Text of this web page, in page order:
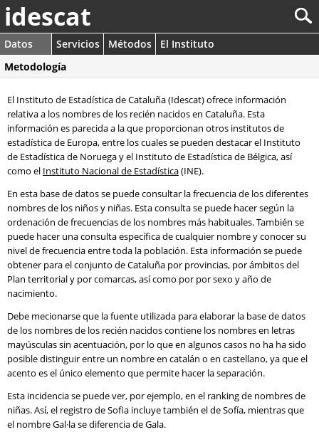
idescat
Datos Servicios Métodos
El Instituto
Metodología
El Instituto de Estadística de Cataluña (Idescat) ofrece información
relativa a los nombres de los recién nacidos en Cataluña. Esta
información es parecida a la que proporcionan otros institutos de
estadística de Europa, entre los cuales se pueden destacar el Instituto
de Estadística de Noruega y el Instituto de Estadística de Bélgica, así
como el Instituto Nacional de Estadística(INE).
En esta base de datos se puede consultar la frecuencia de los diferentes
nombres de los niños y niñas. Esta consulta se puede hacer según la
ordenación de frecuencias de los nombres más habituales. También se
puede hacer una consulta específica de cualquier nombre y conocer su
nivel de frecuencia entre toda la población. Esta información se puede
obtener para el conjunto de Cataluña por provincias, por ámbitos del
Plan territorial y por comarcas, así como por por sexo y año de
nacimiento.
Debe mecionarse que la fuente utilizada para elaborar la base de datos
de los nombres de los recién nacidos contiene los nombres en letras
mayúsculas sin acentuación, por lo que en algunos casos no ha ha sido
posible distinguir entre un nombre en catalán o en castellano, ya que el
acento es el único elemento que permite hacer la separación.
Esta incidencia se puede ver, por ejemplo, en el ranking de nombres de
niñas. Así, el registro de Sofia incluye también el de Sofía, mientras que
el nombre Gal·la se diferencia de Gala.